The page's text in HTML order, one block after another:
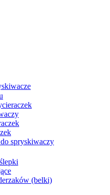
spryskiwaczy
(belki)